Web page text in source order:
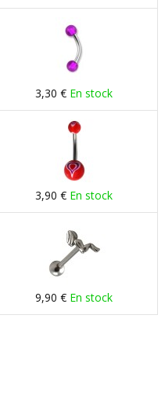
3,30 € En stock
3,90 € En stock
9,90 € En stock